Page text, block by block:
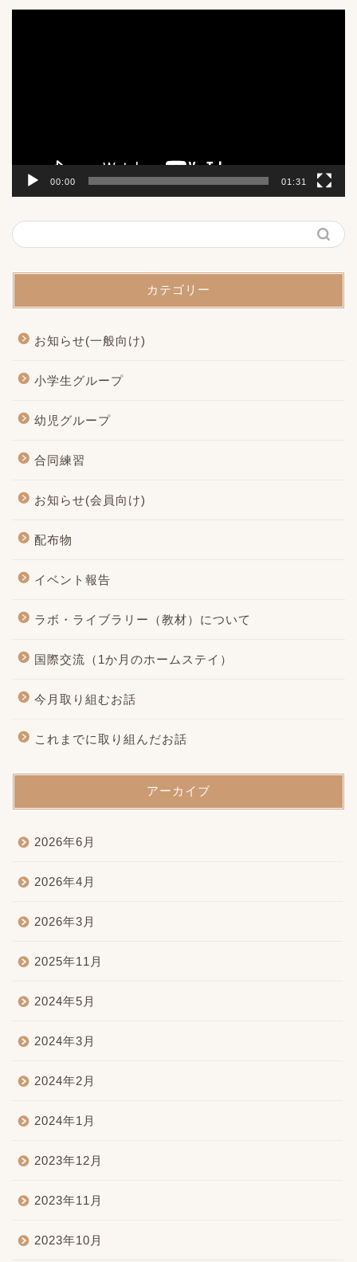
00:00 01:31
カテゴリー
お知らせ(一般向け)
小学生グループ
幼児グループ
合同練習
お知らせ(会員向け)
配布物
イベント報告
ラボ・ライブラリー（教材）について
国際交流（1か月のホームステイ）
今月取り組むお話
これまでに取り組んだお話
アーカイブ
2026年6月
2026年4月
2026年3月
2025年11月
2024年5月
2024年3月
2024年2月
2024年1月
2023年12月
2023年11月
2023年10月